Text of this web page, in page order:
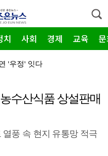
치 사회 경제 교육
'우정' 잇다
' 개최... "피해…
: 청렴·적극행정 …
양광' 착공…SK하…
수산식품 상설판매
풍 속 현지 유통망 적극